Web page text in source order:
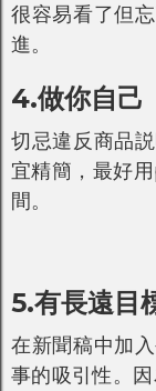
很容易看了但
進。
4.做你自己
切忌違反商品
宜精簡，最好
間。
5.有長遠目
在新聞稿中加
事的吸引性。